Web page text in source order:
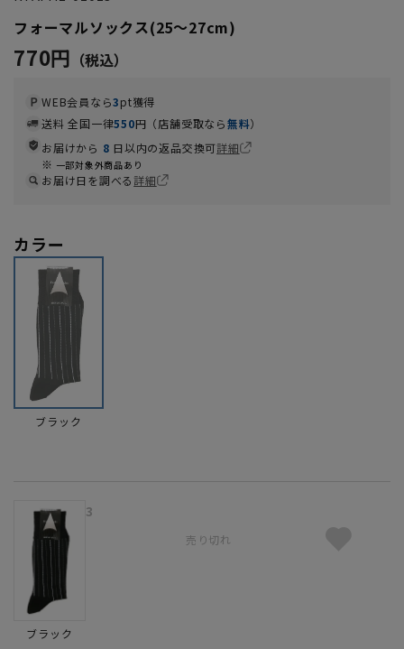
フォーマルソックス(25～27cm)
770円
WEB会員なら3pt獲得
送料 全国一律550円（店舗受取なら無料）
お届けから 8 日以内の返品交換可詳細
一部対象外商品あり
お届け日を調べる詳細
カラー
ブラック
ブラック
3
売り切れ